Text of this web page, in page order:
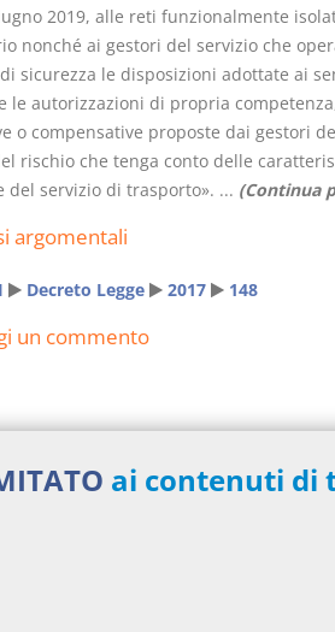
2019, alle reti funzionalmente
nonché ai gestori del servizio che
sicurezza le disposizioni adottate ai
le autorizzazioni di propria
o compensative proposte dai gestori
rischio che tenga conto delle
del servizio di trasporto». ... (Continua
argomentali
Decreto Legge 2017 148
un commento
ai contenuti di